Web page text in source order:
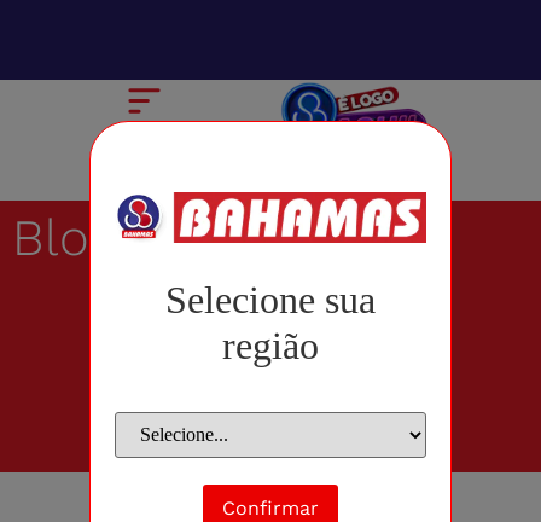
Selecione sua
região
Confirmar
Blog